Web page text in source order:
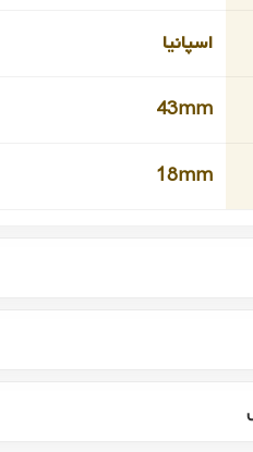
اسپانیا
43mm
18mm